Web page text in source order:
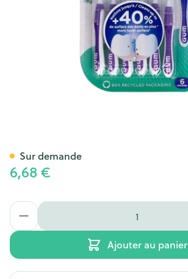
6,68 €
Quantité
Ajouter au panier
Sur demande